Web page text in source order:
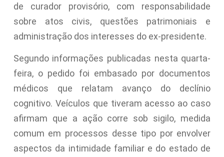
de curador provisório, com responsabilidade
sobre atos civis, questões patrimoniais e
administração dos interesses do ex-presidente.
Segundo informações publicadas nesta quarta-
feira, o pedido foi embasado por documentos
médicos que relatam avanço do declínio
cognitivo. Veículos que tiveram acesso ao caso
afirmam que a ação corre sob sigilo, medida
comum em processos desse tipo por envolver
aspectos da intimidade familiar e do estado de